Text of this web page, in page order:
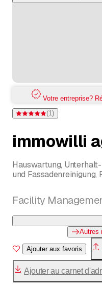
Votre entreprise?
Note 5 sur 5 étoiles pour
(1)
immowilli
Hauswartung,
und Fassadenreinigung,
Facility
Autres
Ajouter aux favoris
Ajouter au carnet